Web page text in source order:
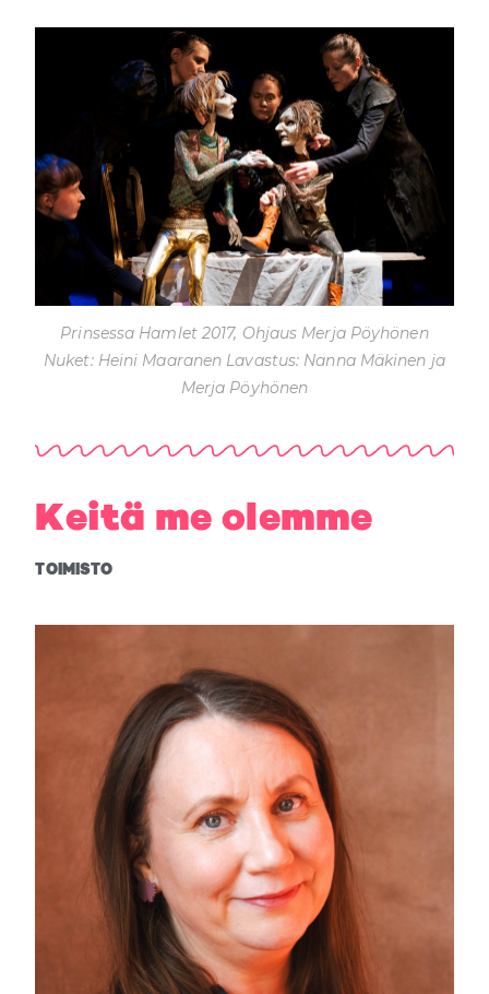
Prinsessa Hamlet 2017, Ohjaus Merja Pöyhönen
Nuket: Heini Maaranen Lavastus: Nanna Mäkinen ja
Merja Pöyhönen
Keitä me olemme
TOIMISTO